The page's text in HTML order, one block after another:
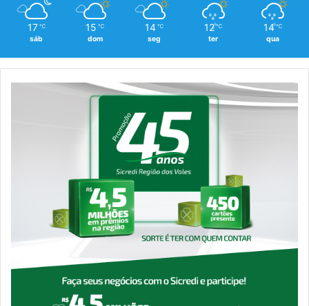
17 ℃
sáb
15 ℃
dom
14 ℃
seg
12 ℃
ter
14 ℃
qua